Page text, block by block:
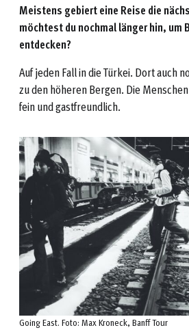
Meistens gebiert eine Reise die
möchtest du nochmal länger hin, um
entdecken?
Auf jeden Fall in die Türkei. Dort auch
zu den höheren Bergen. Die
fein und gastfreundlich.
Going East. Foto: Max Kroneck, Banff Tour